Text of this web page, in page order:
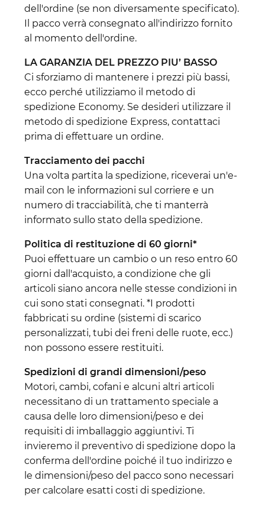
dell'ordine (se non diversamente specificato).
Il pacco verrà consegnato all'indirizzo fornito
al momento dell'ordine.
LA GARANZIA DEL PREZZO PIU’ BASSO
Ci sforziamo di mantenere i prezzi più bassi,
ecco perché utilizziamo il metodo di
spedizione Economy. Se desideri utilizzare il
metodo di spedizione Express, contattaci
prima di effettuare un ordine.
Tracciamento dei pacchi
Una volta partita la spedizione, riceverai un'e-
mail con le informazioni sul corriere e un
numero di tracciabilità, che ti manterrà
informato sullo stato della spedizione.
Politica di restituzione di 60 giorni*
Puoi effettuare un cambio o un reso entro 60
giorni dall'acquisto, a condizione che gli
articoli siano ancora nelle stesse condizioni in
cui sono stati consegnati. *I prodotti
fabbricati su ordine (sistemi di scarico
personalizzati, tubi dei freni delle ruote, ecc.)
non possono essere restituiti.
Spedizioni di grandi dimensioni/peso
Motori, cambi, cofani e alcuni altri articoli
necessitano di un trattamento speciale a
causa delle loro dimensioni/peso e dei
requisiti di imballaggio aggiuntivi. Ti
invieremo il preventivo di spedizione dopo la
conferma dell'ordine poiché il tuo indirizzo e
le dimensioni/peso del pacco sono necessari
per calcolare esatti costi di spedizione.